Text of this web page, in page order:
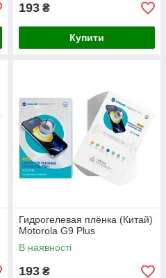
193 ₴
Купити
Гидрогелевая плёнка (Китай)
Motorola G9 Plus
В наявності
193 ₴